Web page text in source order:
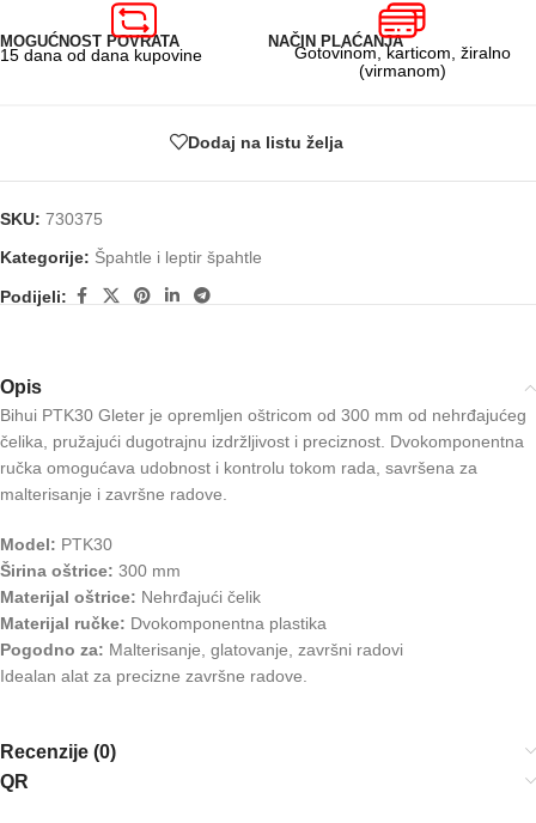
MOGUĆNOST POVRATA
15 dana od dana kupovine
NAČIN PLAĆANJA
Gotovinom, karticom, žiralno
(virmanom)
Dodaj na listu želja
SKU: 730375
Kategorije: Špahtle i leptir špahtle
Podijeli:
Opis
Bihui PTK30 Gleter je opremljen oštricom od 300 mm od nehrđajućeg
čelika, pružajući dugotrajnu izdržljivost i preciznost. Dvokomponentna
ručka omogućava udobnost i kontrolu tokom rada, savršena za
malterisanje i završne radove.
Model: PTK30
Širina oštrice: 300 mm
Materijal oštrice: Nehrđajući čelik
Materijal ručke: Dvokomponentna plastika
Pogodno za: Malterisanje, glatovanje, završni radovi
Idealan alat za precizne završne radove.
Recenzije (0)
QR